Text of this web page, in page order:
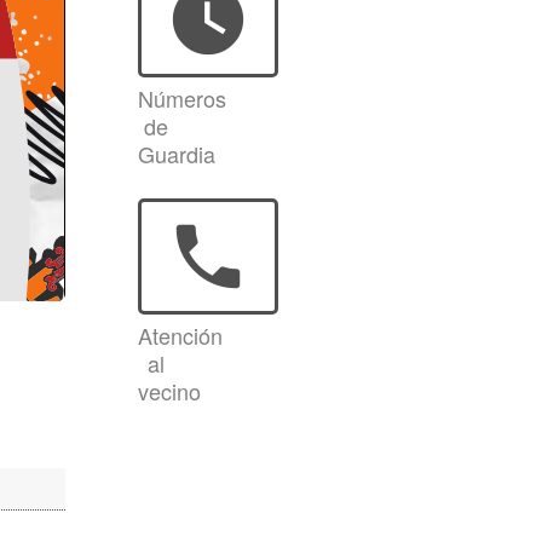
watch_later
Números
de
Guardia
phone
Atención
al
vecino